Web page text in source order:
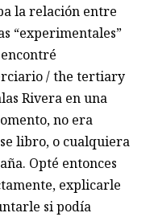
la relación entre
“experimentales”
/ the tertiary
Rivera en una
no era
libro, o cualquiera
Opté entonces
explicarle
si podía